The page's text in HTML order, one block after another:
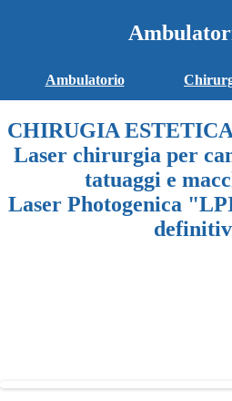
Ambulatorio
CHIRUGIA
Laser chirurgia per
tatuaggi e
Laser Photogenica